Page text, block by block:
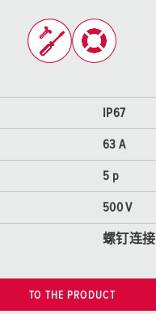
IP67
63 A
5 p
500 V
螺钉连接
TO THE PRODUCT